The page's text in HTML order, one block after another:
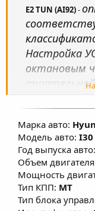
н
и
я
E2 TUN (AI92)-
Настройка
октановым
изменены
моментной
улучшить
при
Марка авто:
Модель авто: I30
Год выпуска авто:
Объем
Мощность
Тип КПП: MT
Тип блока